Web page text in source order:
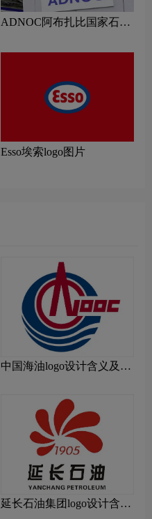
ADNOC阿布扎比国家石油
计理念
Esso埃索logo图片
中国海油logo设计含义及设
延长石油集团logo设计含义